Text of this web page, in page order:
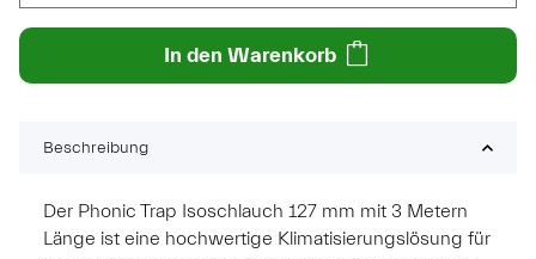
In den Warenkorb
Beschreibung
Der Phonic Trap Isoschlauch 127 mm mit 3 Metern
Länge ist eine hochwertige Klimatisierungslösung für